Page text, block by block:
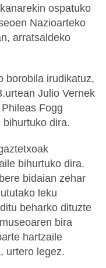
ospatuko
Nazioarteko
arratsaldeko
borobila irudikatuz,
Julio Vernek
Fogg
dira.
bihurtuko dira.
bidaian zehar
leku
beharko dituzte
bira
hartzaile
urtero legez.